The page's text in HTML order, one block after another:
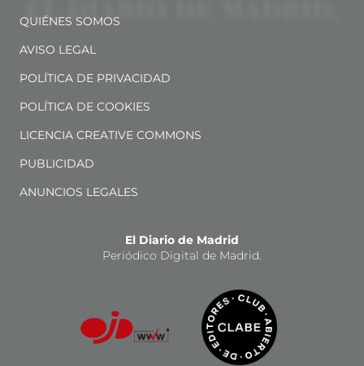
QUIÉNES SOMOS
AVISO LEGAL
POLÍTICA DE PRIVACIDAD
POLÍTICA DE COOKIES
LICENCIA CREATIVE COMMONS
PUBLICIDAD
ANUNCIOS LEGALES
El Diario de Madrid
Periódico Digital de Madrid.